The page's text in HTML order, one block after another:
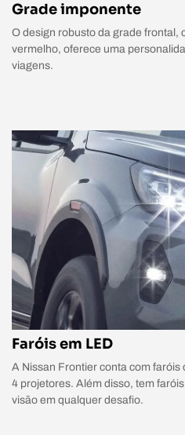
Grade imponente
O design robusto da grade frontal,
vermelho, oferece uma
viagens.
Faróis em LED
A Nissan Frontier conta com faróis
4 projetores. Além disso, tem
visão em qualquer desafio.